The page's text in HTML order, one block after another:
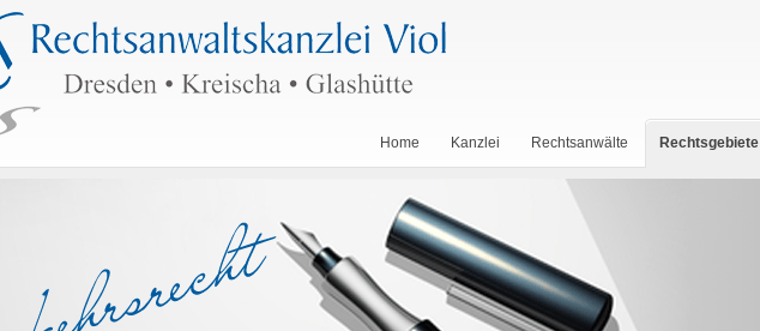
Home Kanzlei Rechtsanwälte Rechtsgebiete